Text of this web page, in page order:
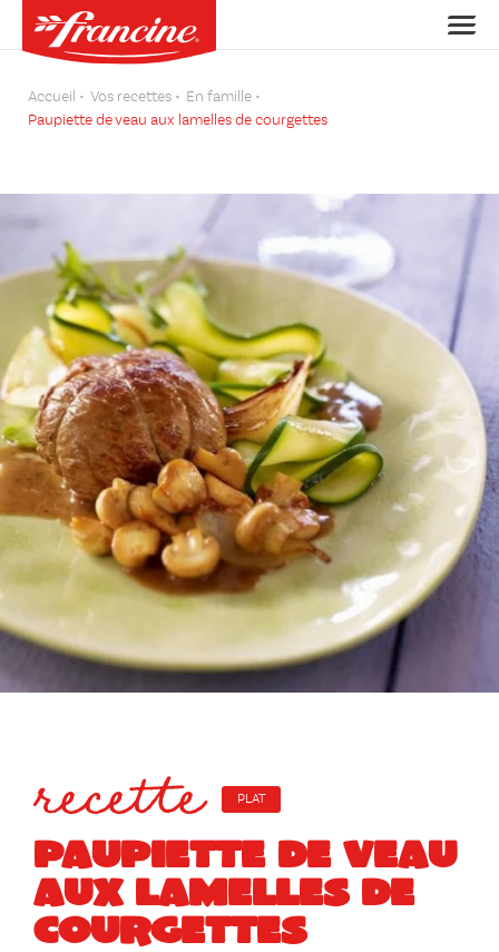
Accueil Vos recettes
En famille
Paupiette de veau aux lamelles de courgettes
recette PLAT
PAUPIETTE DE VEAU
AUX LAMELLES DE
COURGETTES